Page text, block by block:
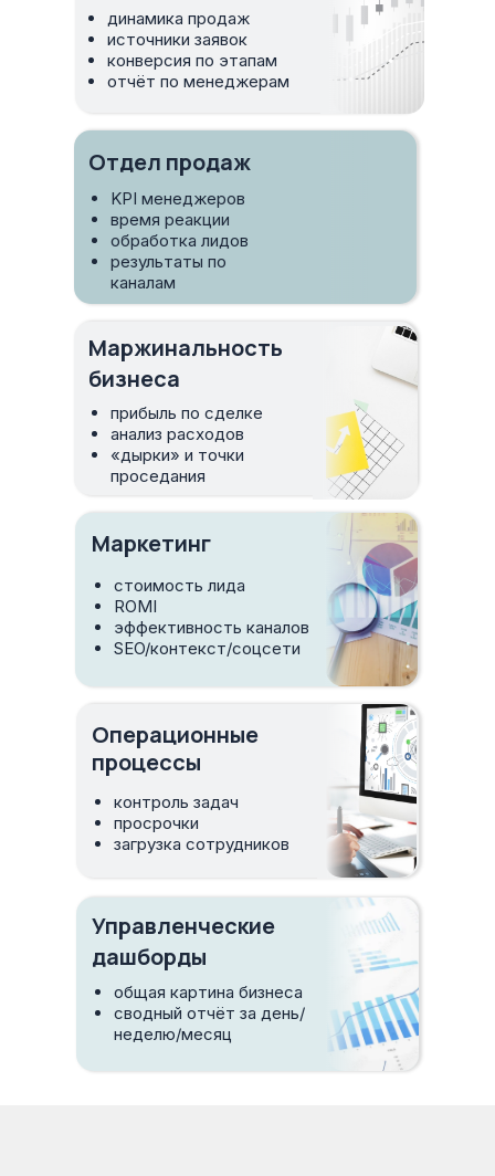
динамика продаж
источники заявок
конверсия по этапам
отчёт по менеджерам
Маркетинг
стоимость лида
ROMI
эффективность каналов
SEO/контекст/соцсети
KPI менеджеров
время реакции
обработка лидов
результаты по
каналам
Операционные
процессы
контроль задач
просрочки
загрузка сотрудников
Маржинальность
бизнеса
прибыль по сделке
анализ расходов
«дырки» и точки
проседания
Управленческие
дашборды
общая картина бизнеса
сводный отчёт за день/
неделю/месяц
Отдел продаж